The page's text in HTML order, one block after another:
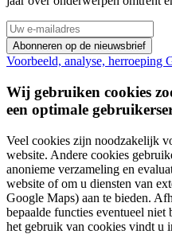
Abonneren op de nieuwsbrief
Voorbeeld, analyse, herroeping
Wij gebruiken cookies
een optimale
Veel cookies zijn noodzakelijk
website. Andere cookies
anonieme verzameling en
website of om u diensten van
Google Maps) aan te bieden.
bepaalde functies eventueel
het gebruik van cookies vindt u